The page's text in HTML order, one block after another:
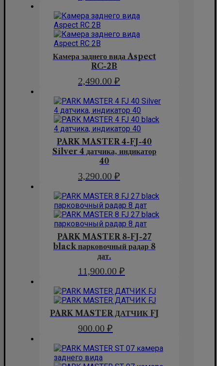
Камера заднего вида Aspect
RC-2B
2,490.00 ₽
PARK MASTER 4-FJ-40
Silver 4 датчика, индикатор
40
3,290.00 ₽
PARK MASTER 8-FJ-27
black парковочный радар 8
дат.
11,900.00 ₽
PARK MASTER ДАТЧИК FJ
900.00 ₽